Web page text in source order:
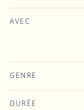
AVEC
GENRE
DURÉE